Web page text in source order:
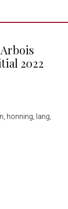
2022
honning, lang,